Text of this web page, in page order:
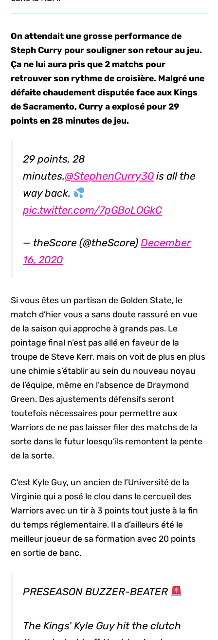
On attendait une grosse performance de
Steph Curry pour souligner son retour au jeu.
Ça ne lui aura pris que 2 matchs pour
retrouver son rythme de croisière. Malgré une
défaite chaudement disputée face aux Kings
de Sacramento, Curry a explosé pour 29
points en 28 minutes de jeu.
29 points, 28
minutes.@StephenCurry30 is all the
way back.
pic.twitter.com/7pGBoLOGkC
— theScore (@theScore)December
16, 2020
Si vous êtes un partisan de Golden State, le
match d’hier vous a sans doute rassuré en vue
de la saison qui approche à grands pas. Le
pointage final n’est pas allé en faveur de la
troupe de Steve Kerr, mais on voit de plus en plus
une chimie s’établir au sein du nouveau noyau
de l’équipe, même en l’absence de Draymond
Green. Des ajustements défensifs seront
toutefois nécessaires pour permettre aux
Warriors de ne pas laisser filer des matchs de la
sorte dans le futur loesqu’ils remontent la pente
de la sorte.
C’est Kyle Guy, un ancien de l’Université de la
Virginie qui a posé le clou dans le cercueil des
Warriors avec un tir à 3 points tout juste à la fin
du temps réglementaire. Il a d’ailleurs été le
meilleur joueur de sa formation avec 20 points
en sortie de banc.
PRESEASON BUZZER-BEATER
The Kings' Kyle Guy hit the clutch